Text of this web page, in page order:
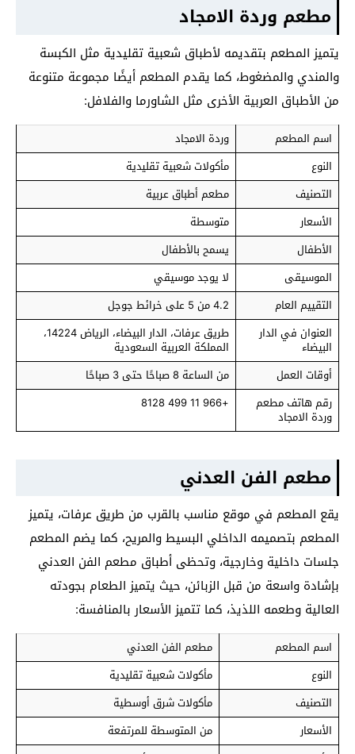
مطعم وردة الامجاد
يتميز المطعم بتقديمه لأطباق شعبية تقليدية مثل الكبسة
والمندي والمضغوط، كما يقدم المطعم أيضًا مجموعة متنوعة
من الأطباق العربية الأخرى مثل الشاورما والفلافل:
اسم المطعم
وردة الامجاد
النوع
مأكولات شعبية تقليدية
التصنيف
مطعم أطباق عربية
الأسعار
متوسطة
الأطفال
يسمح بالأطفال
الموسيقى
لا يوجد موسيقي
التقييم العام
4.2 من 5 على خرائط جوجل
العنوان في الدار
البيضاء
طريق عرفات، الدار البيضاء، الرياض 14224،
المملكة العربية السعودية
أوقات العمل
من الساعة 8 صباحًا حتى 3 صباحًا
رقم هاتف مطعم
وردة الامجاد
+966 11 499 8128
مطعم الفن العدني
يقع المطعم في موقع مناسب بالقرب من طريق عرفات، يتميز
المطعم بتصميمه الداخلي البسيط والمريح، كما يضم المطعم
جلسات داخلية وخارجية، وتحظى أطباق مطعم الفن العدني
بإشادة واسعة من قبل الزبائن، حيث يتميز الطعام بجودته
العالية وطعمه اللذيذ، كما تتميز الأسعار بالمنافسة:
اسم المطعم
مطعم الفن العدني
النوع
مأكولات شعبية تقليدية
التصنيف
مأكولات شرق أوسطية
الأسعار
من المتوسطة للمرتفعة